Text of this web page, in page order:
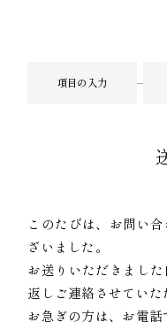
項目の入力
このたびは、お問い
ざいました。
お送りいただきまし
返しご連絡させていた
お急ぎの方は、お電話